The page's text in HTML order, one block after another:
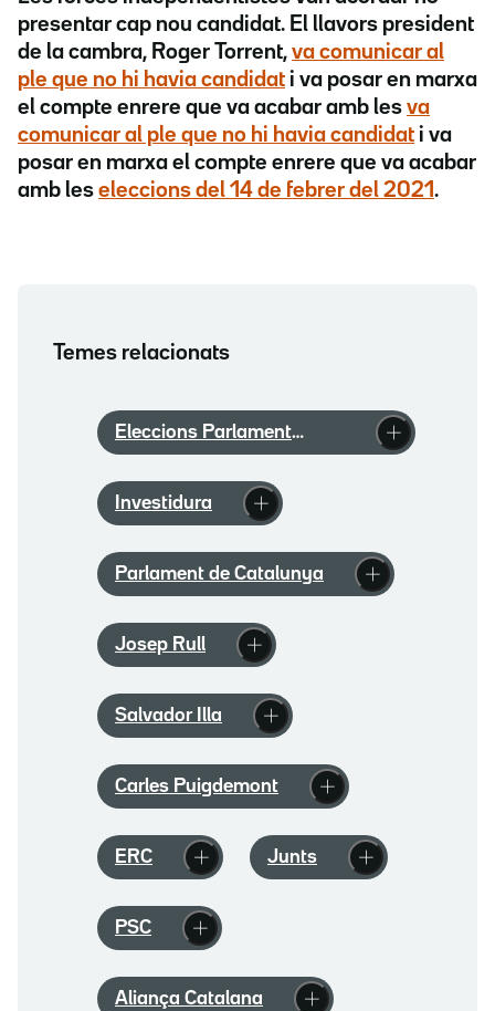
presentar cap nou candidat. El llavors president
de la cambra, Roger Torrent, va comunicar al
ple que no hi havia candidat i va posar en marxa
el compte enrere que va acabar amb les va
comunicar al ple que no hi havia candidat i va
posar en marxa el compte enrere que va acabar
amb les eleccions del 14 de febrer del 2021.
Temes relacionats
Eleccions Parlament
Catalunya 2024
Investidura
Parlament de Catalunya
Josep Rull
Salvador Illa
Carles Puigdemont
ERC Junts
PSC
Aliança Catalana